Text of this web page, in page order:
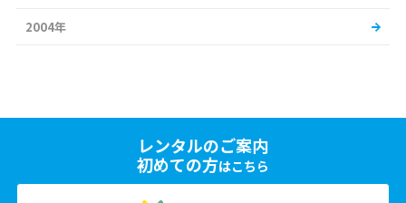
2004年
レンタルのご案内
初めての方はこちら